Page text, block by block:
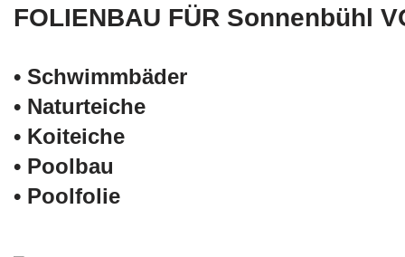
FOLIENBAU FÜR Sonnenbühl
• Schwimm­bäder
• Naturteiche
• Koiteiche
• Poolbau
• Poolfolie